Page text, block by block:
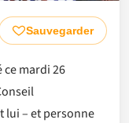
Sauvegarder
mardi 26
lui – et personne